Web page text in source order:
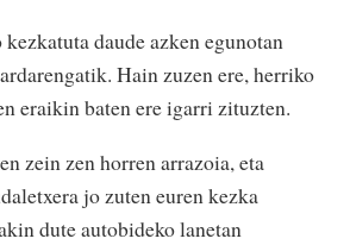
daude azken egunotan
Hain zuzen ere, herriko
eraikin baten ere igarri zituzten.
zein zen horren arrazoia, eta
jo zuten euren kezka
dute autobideko lanetan